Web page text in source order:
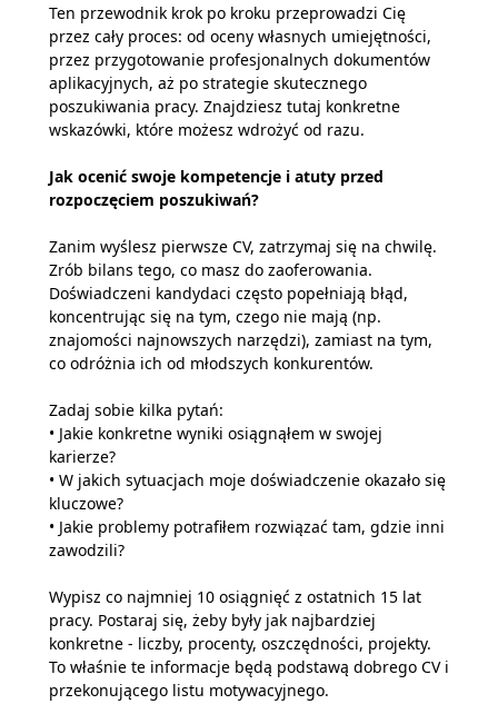
Ten przewodnik krok po kroku przeprowadzi Cię
przez cały proces: od oceny własnych umiejętności,
przez przygotowanie profesjonalnych dokumentów
aplikacyjnych, aż po strategie skutecznego
poszukiwania pracy. Znajdziesz tutaj konkretne
wskazówki, które możesz wdrożyć od razu.
Jak ocenić swoje kompetencje i atuty przed
rozpoczęciem poszukiwań?
Zanim wyślesz pierwsze CV, zatrzymaj się na chwilę.
Zrób bilans tego, co masz do zaoferowania.
Doświadczeni kandydaci często popełniają błąd,
koncentrując się na tym, czego nie mają (np.
znajomości najnowszych narzędzi), zamiast na tym,
co odróżnia ich od młodszych konkurentów.
Zadaj sobie kilka pytań:
• Jakie konkretne wyniki osiągnąłem w swojej
karierze?
• W jakich sytuacjach moje doświadczenie okazało się
kluczowe?
• Jakie problemy potrafiłem rozwiązać tam, gdzie inni
zawodzili?
Wypisz co najmniej 10 osiągnięć z ostatnich 15 lat
pracy. Postaraj się, żeby były jak najbardziej
konkretne - liczby, procenty, oszczędności, projekty.
To właśnie te informacje będą podstawą dobrego CV i
przekonującego listu motywacyjnego.